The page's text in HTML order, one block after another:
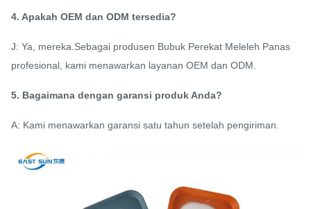
4. Apakah OEM dan ODM tersedia?
J: Ya, mereka.Sebagai produsen Bubuk Perekat Meleleh Panas
profesional, kami menawarkan layanan OEM dan ODM.
5. Bagaimana dengan garansi produk Anda?
A: Kami menawarkan garansi satu tahun setelah pengiriman.